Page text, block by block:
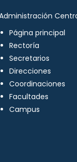
Página principal
Rectoría
Secretarios
Direcciones
Coordinaciones
Facultades
Campus